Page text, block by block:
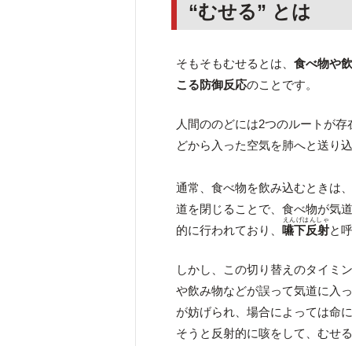
“むせる” とは
そもそもむせるとは、食べ物や
こる防御反応のことです。
人間ののどには2つのルートが
どから入った空気を肺へと送り
通常、食べ物を飲み込むときは
道を閉じることで、食べ物が気
的に行われており、嚥下反射
えんげはんしゃ
と
しかし、この切り替えのタイミ
や飲み物などが誤って気道に入
が妨げられ、場合によっては命
そうと反射的に咳をして、むせ